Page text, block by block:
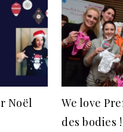
Noël
We love
des bodies !